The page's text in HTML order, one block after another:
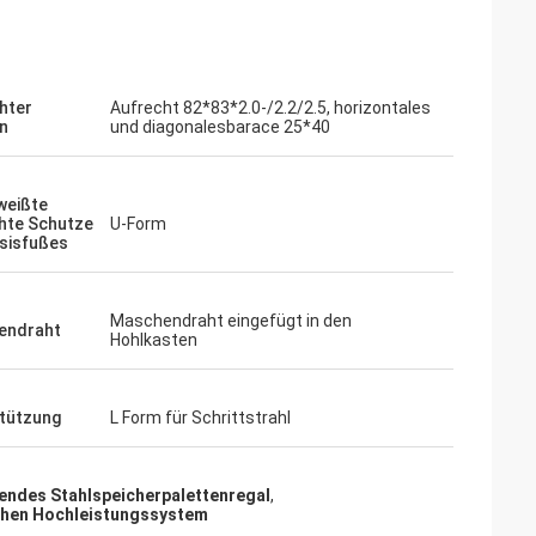
Aufrecht 82*83*2.0-/2.2/2.5, horizontales
und diagonalesbarace 25*40
Schutze
U-Form
Maschendraht eingefügt in den
Hohlkasten
L Form für Schrittstrahl
Stahlspeicherpalettenregal ,
Hochleistungssystem